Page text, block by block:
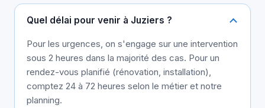
Quel délai pour venir à Juziers ?
Pour les urgences, on s'engage sur une intervention
sous 2 heures dans la majorité des cas. Pour un
rendez-vous planifié (rénovation, installation),
comptez 24 à 72 heures selon le métier et notre
planning.